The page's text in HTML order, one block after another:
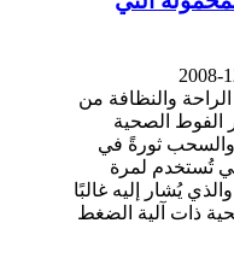
والنظافة من
الفوط الصحية
والسحب ثورةً في
تُستخدم لمرة
يُشار إليه غالبًا
ذات آلية الضغط